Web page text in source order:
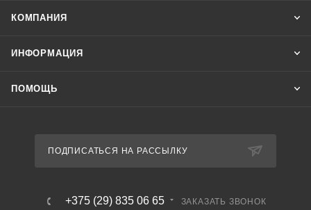
КОМПАНИЯ
ИНФОРМАЦИЯ
ПОМОЩЬ
ПОДПИСАТЬСЯ НА РАССЫЛКУ
+375 (29) 835 06 65 ЗАКАЗАТЬ ЗВОНОК